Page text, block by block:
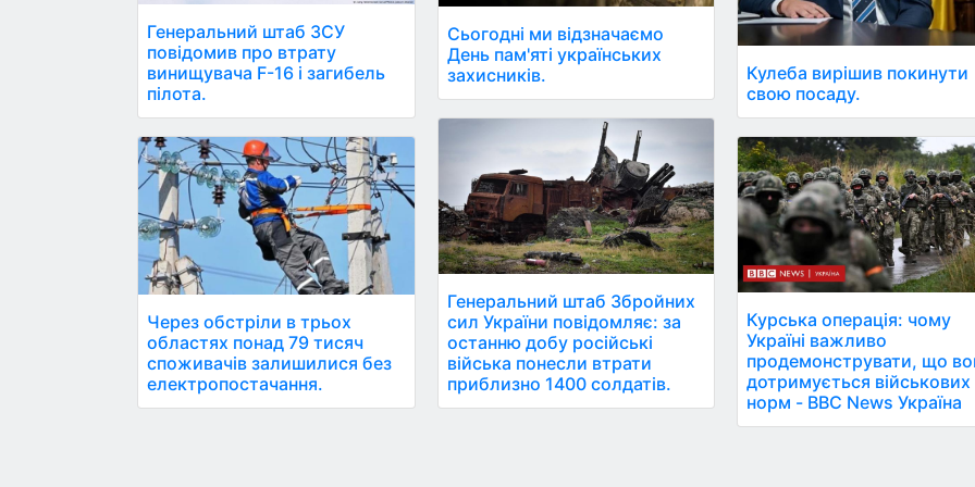
Генеральний штаб ЗСУ
повідомив про втрату
винищувача F-16 і загибель
пілота.
Через обстріли в трьох
областях понад 79 тисяч
споживачів залишилися без
електропостачання.
Сьогодні ми відзначаємо
День пам'яті українських
захисників.
Генеральний штаб Збройних
сил України повідомляє: за
останню добу російські
війська понесли втрати
приблизно 1400 солдатів.
Кулеба вирішив покинути
свою посаду.
Курська операція: чому
Україні важливо
продемонструвати, що
дотримується військових
норм - BBC News Україна